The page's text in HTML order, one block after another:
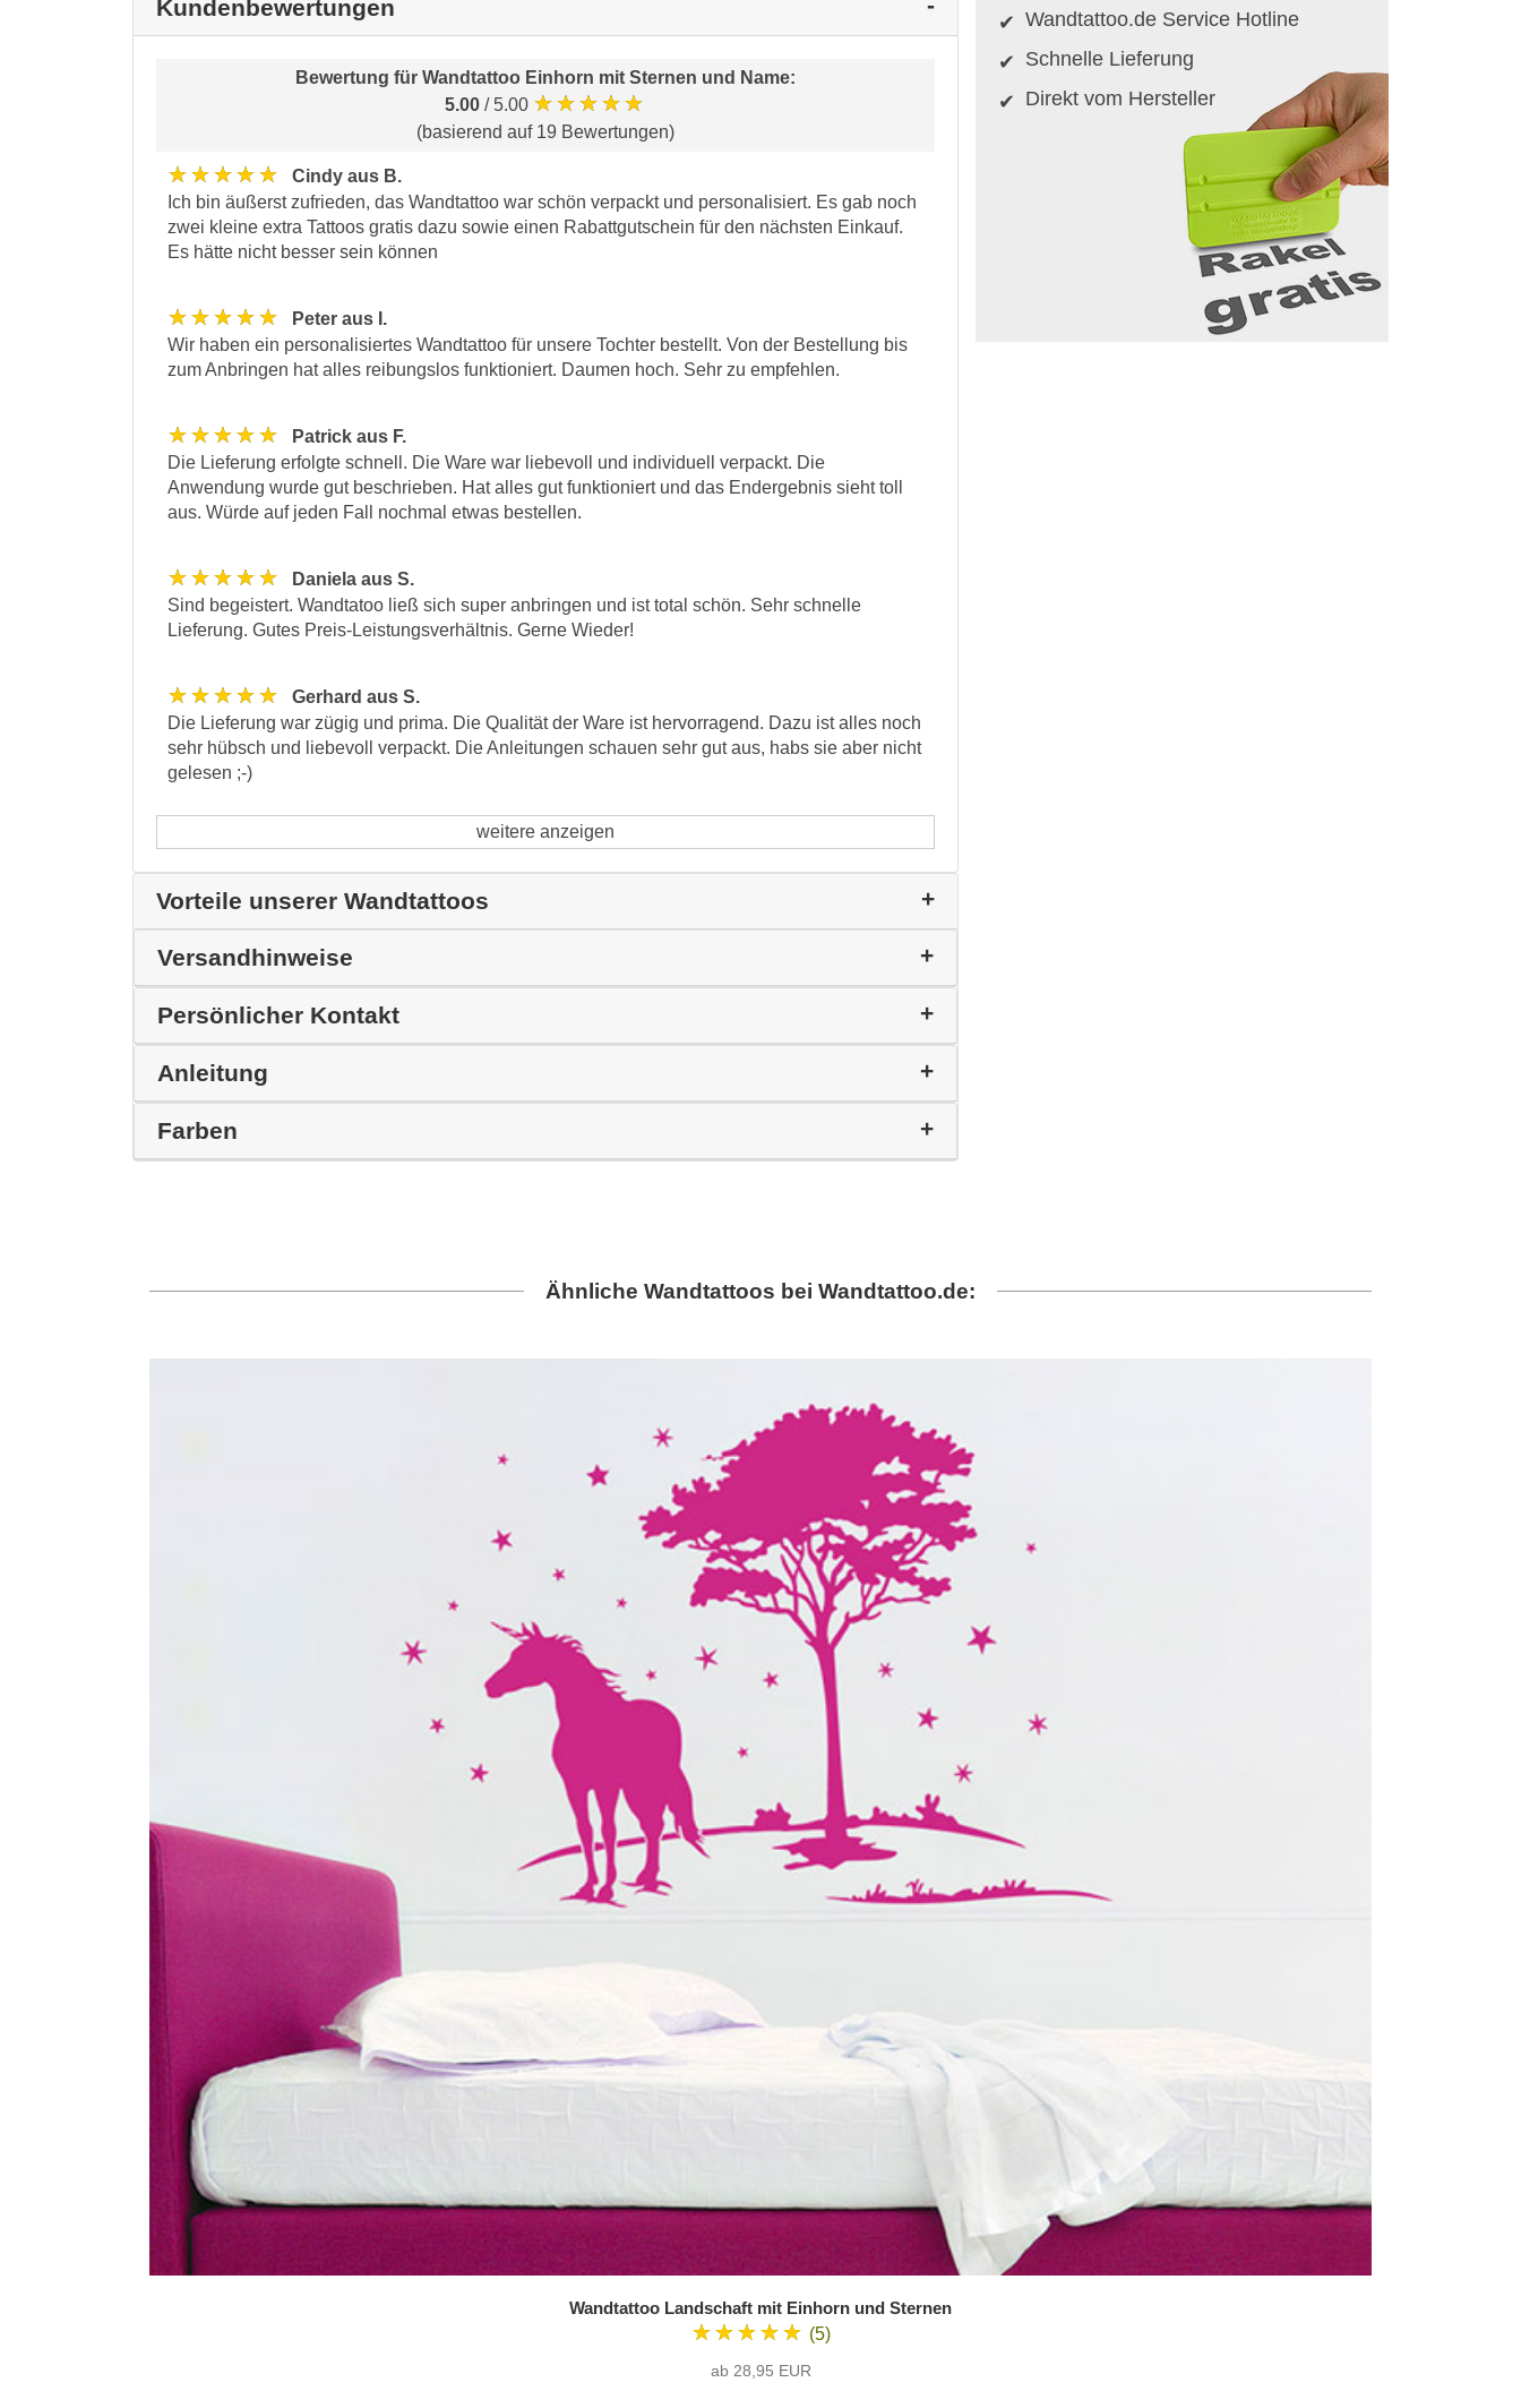
Kundenbewertungen
Bewertung für Wandtattoo Einhorn mit Sternen und Name:
5.00 / 5.00 ★★★★★
(basierend auf 19 Bewertungen)
★★★★★
Cindy aus B.
Ich bin äußerst zufrieden, das Wandtattoo war schön verpackt und personalisiert. Es gab noch
zwei kleine extra Tattoos gratis dazu sowie einen Rabattgutschein für den nächsten Einkauf.
Es hätte nicht besser sein können
★★★★★
Peter aus I.
Wir haben ein personalisiertes Wandtattoo für unsere Tochter bestellt. Von der Bestellung bis
zum Anbringen hat alles reibungslos funktioniert. Daumen hoch. Sehr zu empfehlen.
★★★★★
Patrick aus F.
Die Lieferung erfolgte schnell. Die Ware war liebevoll und individuell verpackt. Die
Anwendung wurde gut beschrieben. Hat alles gut funktioniert und das Endergebnis sieht toll
aus. Würde auf jeden Fall nochmal etwas bestellen.
★★★★★
Daniela aus S.
Sind begeistert. Wandtatoo ließ sich super anbringen und ist total schön. Sehr schnelle
Lieferung. Gutes Preis-Leistungsverhältnis. Gerne Wieder!
★★★★★
Gerhard aus S.
Die Lieferung war zügig und prima. Die Qualität der Ware ist hervorragend. Dazu ist alles noch
sehr hübsch und liebevoll verpackt. Die Anleitungen schauen sehr gut aus, habs sie aber nicht
gelesen ;-)
weitere anzeigen
Vorteile unserer Wandtattoos
Versandhinweise
Persönlicher Kontakt
Anleitung
Farben
Wandtattoo.de Service Hotline
Schnelle Lieferung
Direkt vom Hersteller
Ähnliche Wandtattoos bei Wandtattoo.de:
Wandtattoo Landschaft mit Einhorn und Sternen
★★★★★ (5)
ab 28,95 EUR